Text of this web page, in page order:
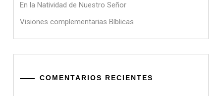
En la Natividad de Nuestro Señor
Visiones complementarias Bíblicas
COMENTARIOS RECIENTES